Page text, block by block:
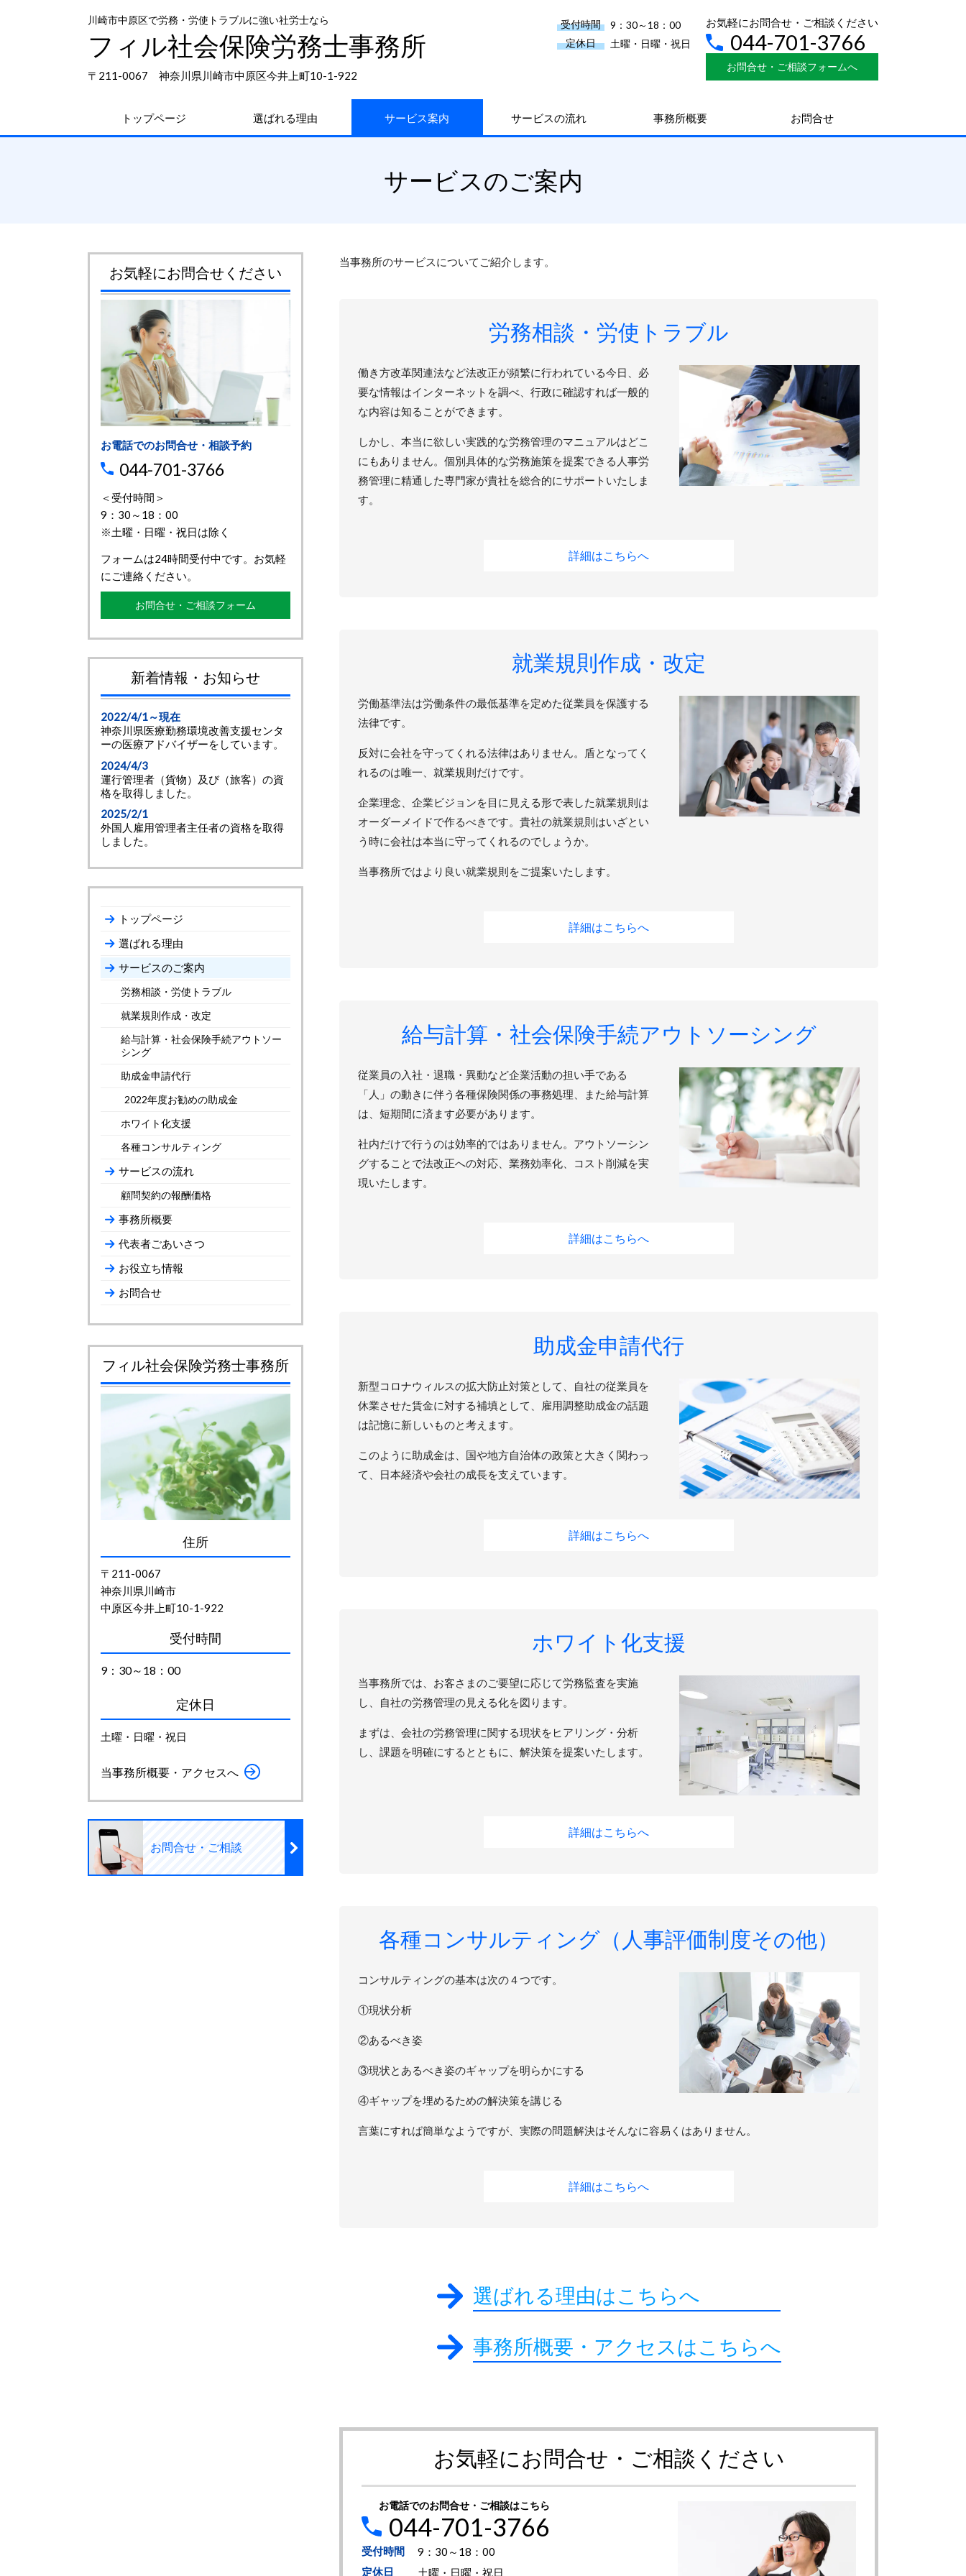
川崎市中原区で労務・労使トラブルに強い社労士なら
フィル社会保険労務士事務所
〒211-0067 神奈川県川崎市中原区今井上町10-1-922
受付時間
9：30～18：00
定休日
土曜・日曜・祝日
お気軽にお問合せ・ご相談ください
044-701-3766
お問合せ・ご相談フォームへ
トップページ 選ばれる理由 サービス案内 サービスの流れ 事務所概要 お問合せ
サービスのご案内
当事務所のサービスについてご紹介します。
労務相談・労使トラブル
働き方改革関連法など法改正が頻繁に行われている今日、必
要な情報はインターネットを調べ、行政に確認すれば一般的
な内容は知ることができます。
しかし、本当に欲しい実践的な労務管理のマニュアルはどこ
にもありません。個別具体的な労務施策を提案できる人事労
務管理に精通した専門家が貴社を総合的にサポートいたしま
す。
詳細はこちらへ
就業規則作成・改定
労働基準法は労働条件の最低基準を定めた従業員を保護する
法律です。
反対に会社を守ってくれる法律はありません。盾となってく
れるのは唯一、就業規則だけです。
企業理念、企業ビジョンを目に見える形で表した就業規則は
オーダーメイドで作るべきです。貴社の就業規則はいざとい
う時に会社は本当に守ってくれるのでしょうか。
当事務所ではより良い就業規則をご提案いたします。
詳細はこちらへ
給与計算・社会保険手続アウトソーシング
従業員の入社・退職・異動など企業活動の担い手である
「人」の動きに伴う各種保険関係の事務処理、また給与計算
は、短期間に済ます必要があります。
社内だけで行うのは効率的ではありません。アウトソーシン
グすることで法改正への対応、業務効率化、コスト削減を実
現いたします。
詳細はこちらへ
助成金申請代行
新型コロナウィルスの拡大防止対策として、自社の従業員を
休業させた賃金に対する補填として、雇用調整助成金の話題
は記憶に新しいものと考えます。
このように助成金は、国や地方自治体の政策と大きく関わっ
て、日本経済や会社の成長を支えています。
詳細はこちらへ
ホワイト化支援
当事務所では、お客さまのご要望に応じて労務監査を実施
し、自社の労務管理の見える化を図ります。
まずは、会社の労務管理に関する現状をヒアリング・分析
し、課題を明確にするとともに、解決策を提案いたします。
詳細はこちらへ
各種コンサルティング（人事評価制度その他）
コンサルティングの基本は次の４つです。
①現状分析
②あるべき姿
③現状とあるべき姿のギャップを明らかにする
④ギャップを埋めるための解決策を講じる
言葉にすれば簡単なようですが、実際の問題解決はそんなに容易くはありません。
詳細はこちらへ
選ばれる理由はこちらへ
事務所概要・アクセスはこちらへ
お気軽にお問合せ・ご相談ください
お電話でのお問合せ・ご相談はこちら
044-701-3766
受付時間
9：30～18：00
定休日
土曜・日曜・祝日
お気軽にお問合せください
お電話でのお問合せ・相談予約
044-701-3766
＜受付時間＞
9：30～18：00
※土曜・日曜・祝日は除く
フォームは24時間受付中です。お気軽
にご連絡ください。
お問合せ・ご相談フォーム
新着情報・お知らせ
2022/4/1～現在
神奈川県医療勤務環境改善支援センタ
ーの医療アドバイザーをしています。
2024/4/3
運行管理者（貨物）及び（旅客）の資
格を取得しました。
2025/2/1
外国人雇用管理者主任者の資格を取得
しました。
トップページ
選ばれる理由
サービスのご案内
労務相談・労使トラブル
就業規則作成・改定
給与計算・社会保険手続アウトソー
シング
助成金申請代行
2022年度お勧めの助成金
ホワイト化支援
各種コンサルティング
サービスの流れ
顧問契約の報酬価格
事務所概要
代表者ごあいさつ
お役立ち情報
お問合せ
フィル社会保険労務士事務所
住所
〒211-0067
神奈川県川崎市
中原区今井上町10-1-922
受付時間
9：30～18：00
定休日
土曜・日曜・祝日
当事務所概要・アクセスへ
お問合せ・ご相談